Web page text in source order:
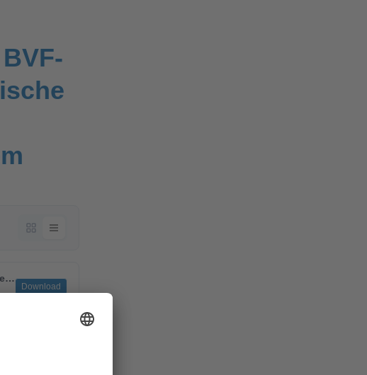
2020 12 08 _BVF _EFH als vollwertiges Heizsystem.docx
Download